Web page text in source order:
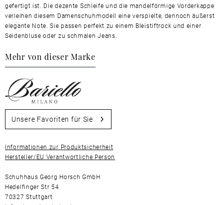
gefertigt ist. Die dezente Schleife und die mandelförmige Vorderkappe
verleihen diesem Damenschuhmodell eine verspielte, dennoch äußerst
elegante Note. Sie passen perfekt zu einem Bleistiftrock und einer
Seidenbluse oder zu schmalen Jeans.
Mehr von dieser Marke
Unsere Favoriten für Sie
Informationen zur Produktsicherheit
Hersteller/EU Verantwortliche Person
Schuhhaus Georg Horsch GmbH
Hedelfinger Str 54
70327 Stuttgart